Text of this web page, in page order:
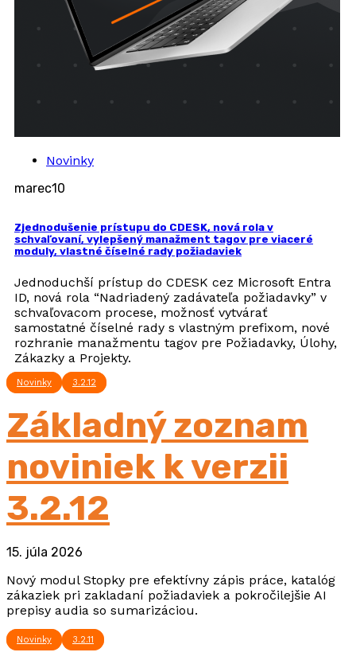
Novinky
marec10
Zjednodušenie prístupu do CDESK, nová rola v
schvaľovaní, vylepšený manažment tagov pre viaceré
moduly, vlastné číselné rady požiadaviek
Jednoduchší prístup do CDESK cez Microsoft Entra
ID, nová rola “Nadriadený zadávateľa požiadavky” v
schvaľovacom procese, možnosť vytvárať
samostatné číselné rady s vlastným prefixom, nové
rozhranie manažmentu tagov pre Požiadavky, Úlohy,
Zákazky a Projekty.
Novinky 3.2.12
Základný zoznam
noviniek k verzii
3.2.12
15. júla 2026
Nový modul Stopky pre efektívny zápis práce, katalóg
zákaziek pri zakladaní požiadaviek a pokročilejšie AI
prepisy audia so sumarizáciou.
Novinky 3.2.11